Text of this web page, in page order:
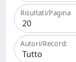
Risultati/Pagina
Autori/Record: